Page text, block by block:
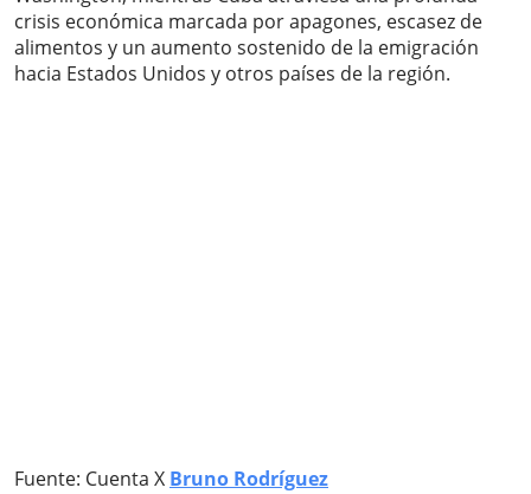
crisis económica marcada por apagones, escasez de
alimentos y un aumento sostenido de la emigración
hacia Estados Unidos y otros países de la región.
Fuente: Cuenta X Bruno Rodríguez